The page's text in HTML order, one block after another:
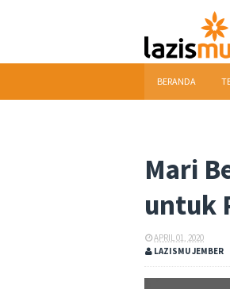
BERANDA
Mari
untuk
APRIL 01, 2020
LAZISMU JEMBER